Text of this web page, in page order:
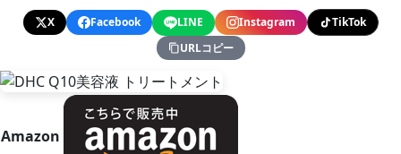
X Facebook LINE Instagram
TikTok
URLコピー
Amazon